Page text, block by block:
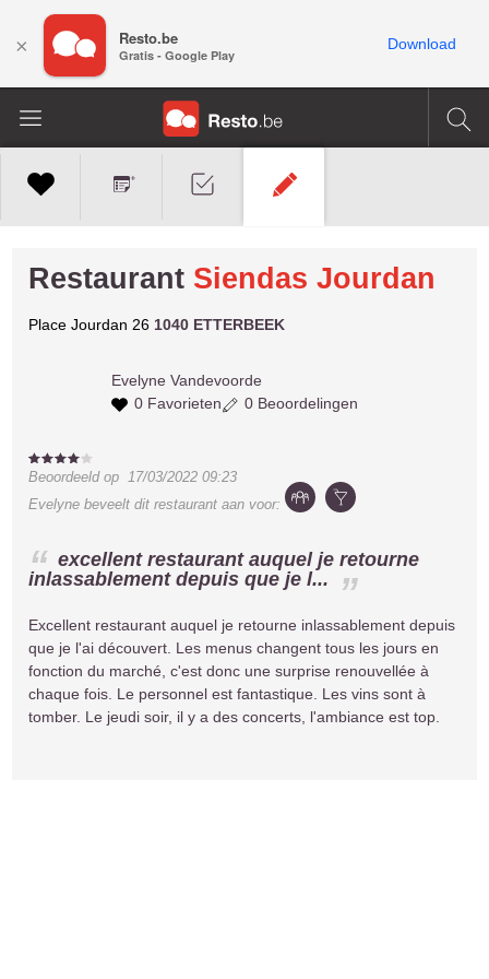
Restaurant Siendas Jourdan
Place Jourdan 26 1040 ETTERBEEK
Evelyne Vandevoorde
0 Favorieten
0 Beoordelingen
Beoordeeld op17/03/2022 09:23
Evelyne beveelt dit restaurant aan voor:
excellent restaurant auquel je retourne
inlassablement depuis que je l...
Excellent restaurant auquel je retourne inlassablement depuis
que je l'ai découvert. Les menus changent tous les jours en
fonction du marché, c'est donc une surprise renouvellée à
chaque fois. Le personnel est fantastique. Les vins sont à
tomber. Le jeudi soir, il y a des concerts, l'ambiance est top.
× Resto.be
Gratis - Google Play
Download